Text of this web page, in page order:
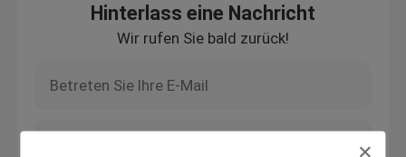
Hinterlass eine Nachricht
Wir rufen Sie bald zurück!